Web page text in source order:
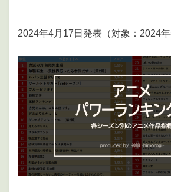
2024年4月17日発表（対象：2024年